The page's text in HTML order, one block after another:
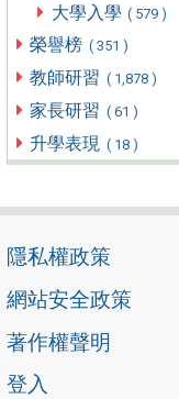
大學入學 ( 579 )
榮譽榜 ( 351 )
教師研習 ( 1,878 )
家長研習 ( 61 )
升學表現 ( 18 )
隱私權政策
網站安全政策
著作權聲明
登入